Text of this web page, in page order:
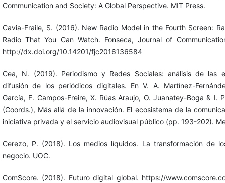
Communication and Society: A Global Perspective. MIT Press.
Cavia-Fraile, S. (2016). New Radio Model in the Fourth Screen:
Radio That You Can Watch. Fonseca, Journal of
http://dx.doi.org/10.14201/fjc2016136584
Cea, N. (2019). Periodismo y Redes Sociales: análisis de las
difusión de los periódicos digitales. En V. A. Martínez-
García, F. Campos-Freire, X. Rúas Araujo, O. Juanatey-Boga & I.
(Coords.), Más allá de la innovación. El ecosistema de la
iniciativa privada y el servicio audiovisual público (pp. 193-202).
Cerezo, P. (2018). Los medios líquidos. La transformación de
negocio. UOC.
ComScore. (2018). Futuro digital global. https://